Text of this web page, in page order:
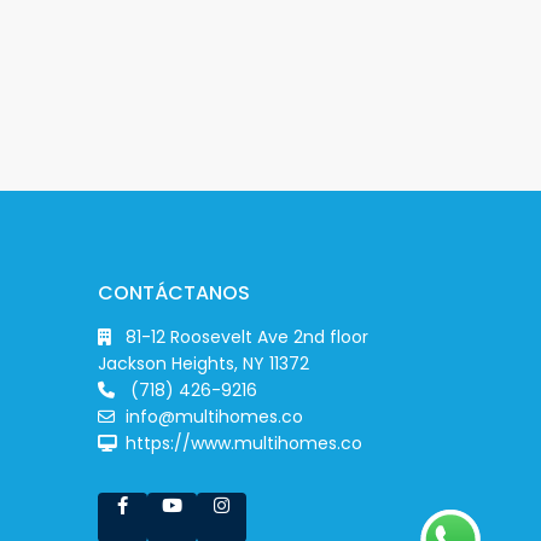
CONTÁCTANOS
81-12 Roosevelt Ave 2nd floor
Jackson Heights, NY 11372
(718) 426-9216
info@multihomes.co
https://www.multihomes.co